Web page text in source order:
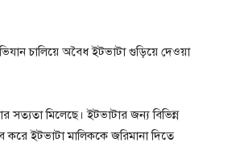
চালিয়ে অবৈধ ইটভাটা গুড়িয়ে দেওয়া
সত্যতা মিলেছে। ইটভাটার জন্য বিভিন্ন
করে ইটভাটা মালিককে জরিমানা দিতে